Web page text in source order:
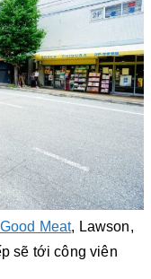
Meat, Lawson,
sẽ tới công viên